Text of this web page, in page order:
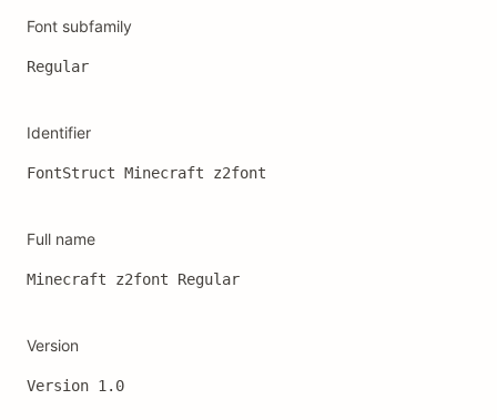
Font subfamily
Regular
Identifier
FontStruct Minecraft z2font
Full name
Minecraft z2font Regular
Version
Version 1.0